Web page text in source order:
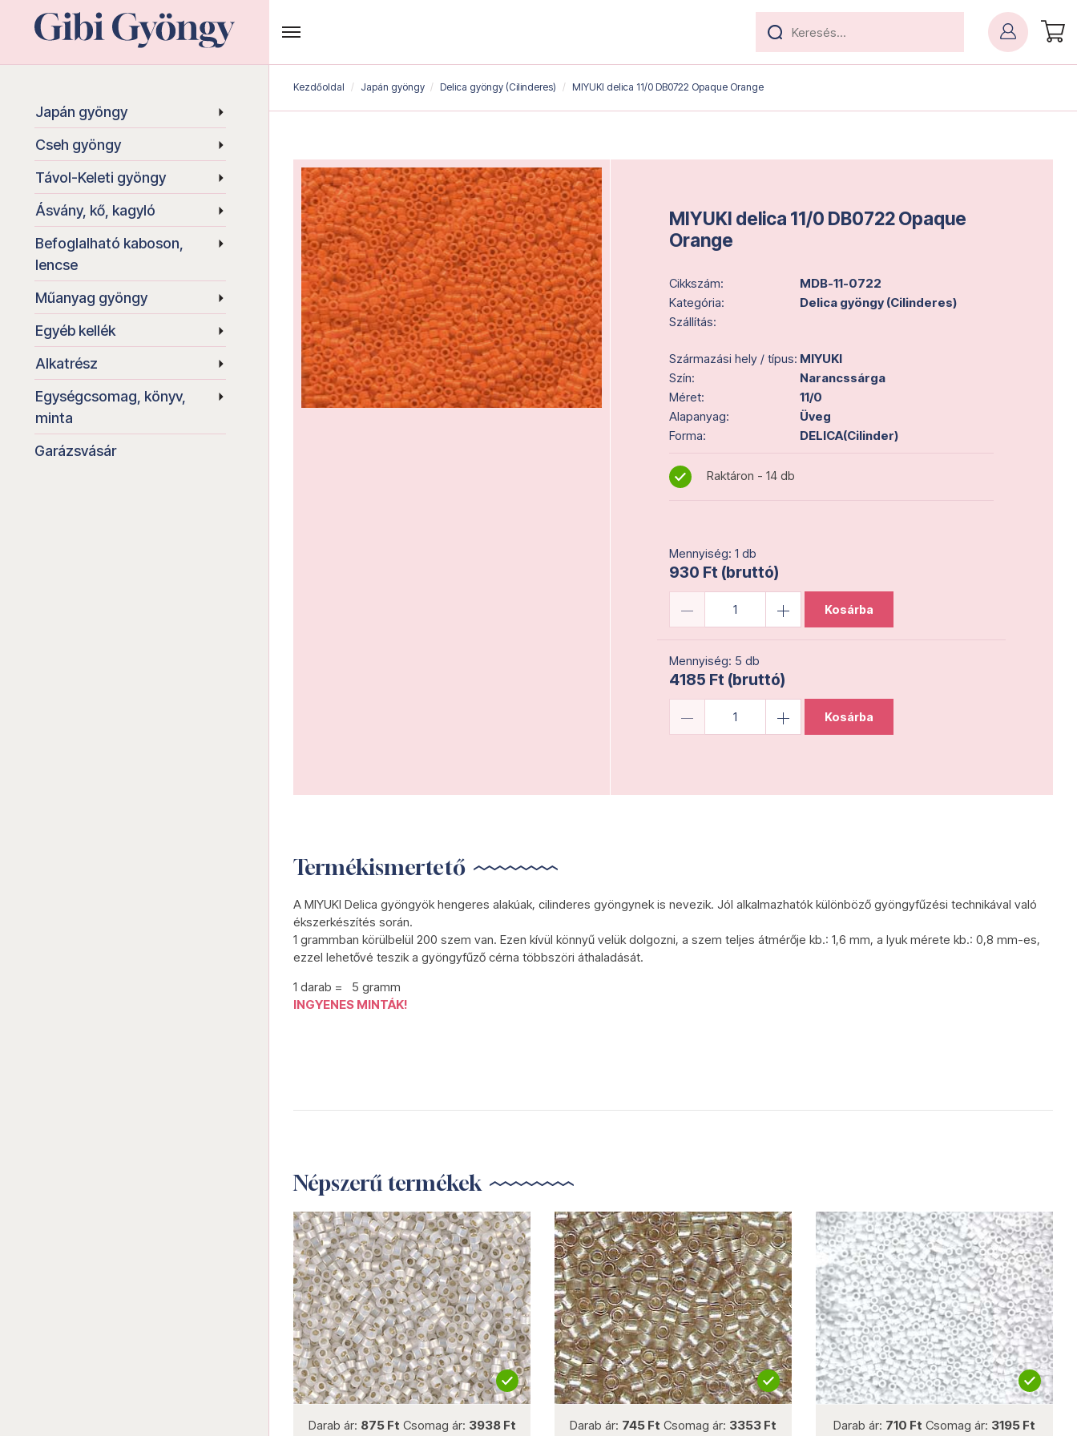
Japán gyöngy
Cseh gyöngy
Távol-Keleti gyöngy
Ásvány, kő, kagyló
Befoglalható kaboson,
lencse
Műanyag gyöngy
Egyéb kellék
Alkatrész
Egységcsomag, könyv,
minta
Garázsvásár
Kezdőoldal Japán gyöngy Delica gyöngy (Cilinderes) MIYUKI delica 11/0 DB0722 Opaque Orange
MIYUKI delica 11/0 DB0722 Opaque
Orange
Cikkszám:
MDB-11-0722
Kategória:
Delica gyöngy (Cilinderes)
Szállítás:
Származási hely / típus: MIYUKI
Szín:
Narancssárga
Méret:
11/0
Alapanyag:
Üveg
Forma:
DELICA(Cilinder)
Raktáron - 14 db
Mennyiség: 1 db
930 Ft (bruttó)
Kosárba
Mennyiség: 5 db
4185 Ft (bruttó)
Kosárba
Termékismertető
A MIYUKI Delica gyöngyök hengeres alakúak, cilinderes gyöngynek is nevezik. Jól alkalmazhatók különböző gyöngyfűzési technikával való
ékszerkészítés során.
1 grammban körülbelül 200 szem van. Ezen kívül könnyű velük dolgozni, a szem teljes átmérője kb.: 1,6 mm, a lyuk mérete kb.: 0,8 mm-es,
ezzel lehetővé teszik a gyöngyfűző cérna többszöri áthaladását.
1 darab = 5 gramm
INGYENES MINTÁK!
Népszerű termékek
Darab ár: 875 Ft Csomag ár: 3938 Ft
Darab ár: 745 Ft Csomag ár: 3353 Ft
Darab ár: 710 Ft Csomag ár: 3195 Ft